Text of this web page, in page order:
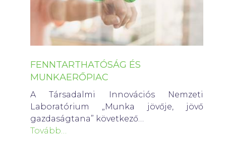
FENNTARTHATÓSÁG ÉS
MUNKAERŐPIAC
A Társadalmi Innovációs Nemzeti
Laboratórium „Munka jövője, jövő
gazdaságtana” következő…
Tovább…